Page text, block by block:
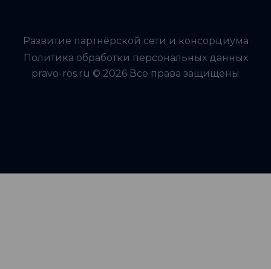
Развитие партнёрской сети и консорциума
Политика обработки персональных данных
pravo-ros.ru © 2026 Все права защищены